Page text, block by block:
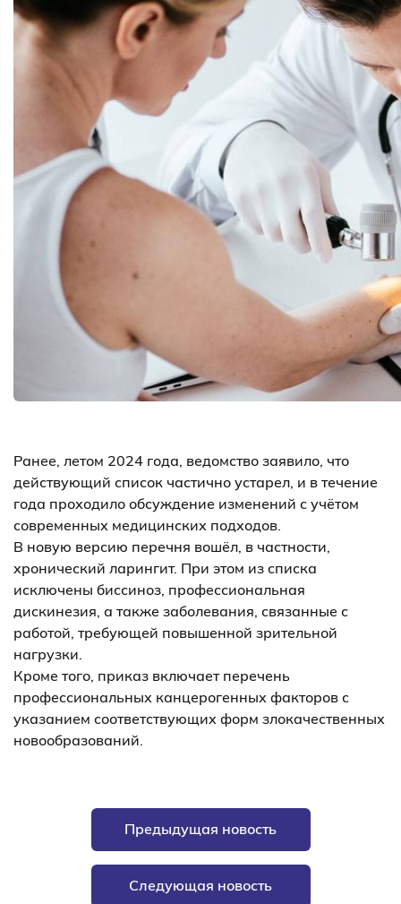
Ранее, летом 2024 года, ведомство заявило, что
действующий список частично устарел, и в течение
года проходило обсуждение изменений с учётом
современных медицинских подходов.
В новую версию перечня вошёл, в частности,
хронический ларингит. При этом из списка
исключены биссиноз, профессиональная
дискинезия, а также заболевания, связанные с
работой, требующей повышенной зрительной
нагрузки.
Кроме того, приказ включает перечень
профессиональных канцерогенных факторов с
указанием соответствующих форм злокачественных
новообразований.
Предыдущая новость
Следующая новость